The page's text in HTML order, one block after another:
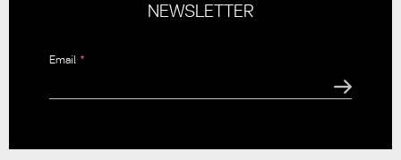
NEWSLETTER
Email *
question is